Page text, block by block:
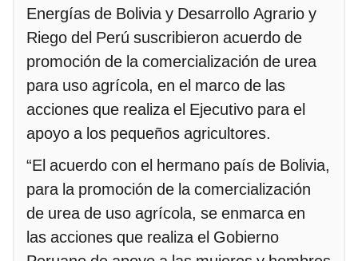
Energías de Bolivia y Desarrollo Agrario y
Riego del Perú suscribieron acuerdo de
promoción de la comercialización de urea
para uso agrícola, en el marco de las
acciones que realiza el Ejecutivo para el
apoyo a los pequeños agricultores.
“El acuerdo con el hermano país de Bolivia,
para la promoción de la comercialización
de urea de uso agrícola, se enmarca en
las acciones que realiza el Gobierno